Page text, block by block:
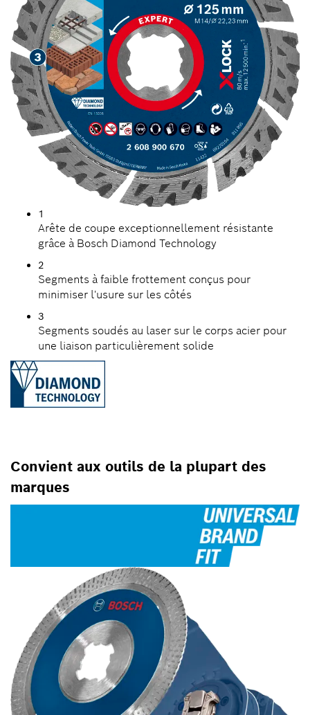
1
Arête de coupe exceptionnellement résistante
grâce à Bosch Diamond Technology
2
Segments à faible frottement conçus pour
minimiser l'usure sur les côtés
3
Segments soudés au laser sur le corps acier pour
une liaison particulièrement solide
Convient aux outils de la plupart des
marques